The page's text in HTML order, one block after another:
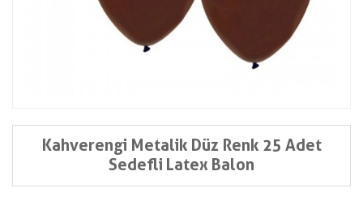
Kahverengi Metalik Düz Renk 25 Adet
Sedefli Latex Balon